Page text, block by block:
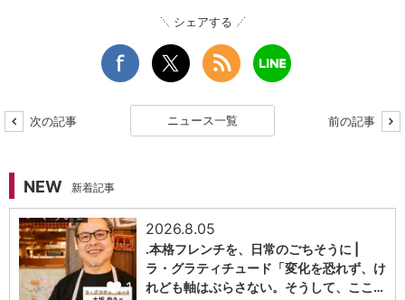
シェアする
次の記事 ニュース一覧 前の記事
NEW 新着記事
1
2026.8.05
.本格フレンチを、日常のごちそうに |
ラ・グラティチュード「変化を恐れず、け
れども軸はぶらさない。そうして、ここ…